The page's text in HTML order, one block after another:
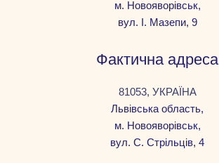
м. Новояворівськ,
вул. І. Мазепи, 9
Фактична адреса
81053, УКРАЇНА
Львівська область,
м. Новояворівськ,
вул. С. Стрільців, 4